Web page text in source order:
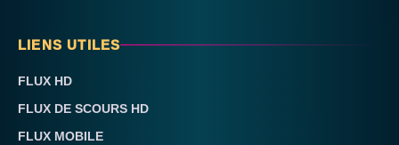
LIENS UTILES
FLUX HD
FLUX DE SCOURS HD
FLUX MOBILE